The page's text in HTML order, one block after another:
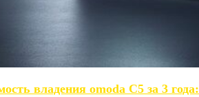
владения omoda C5 за 3